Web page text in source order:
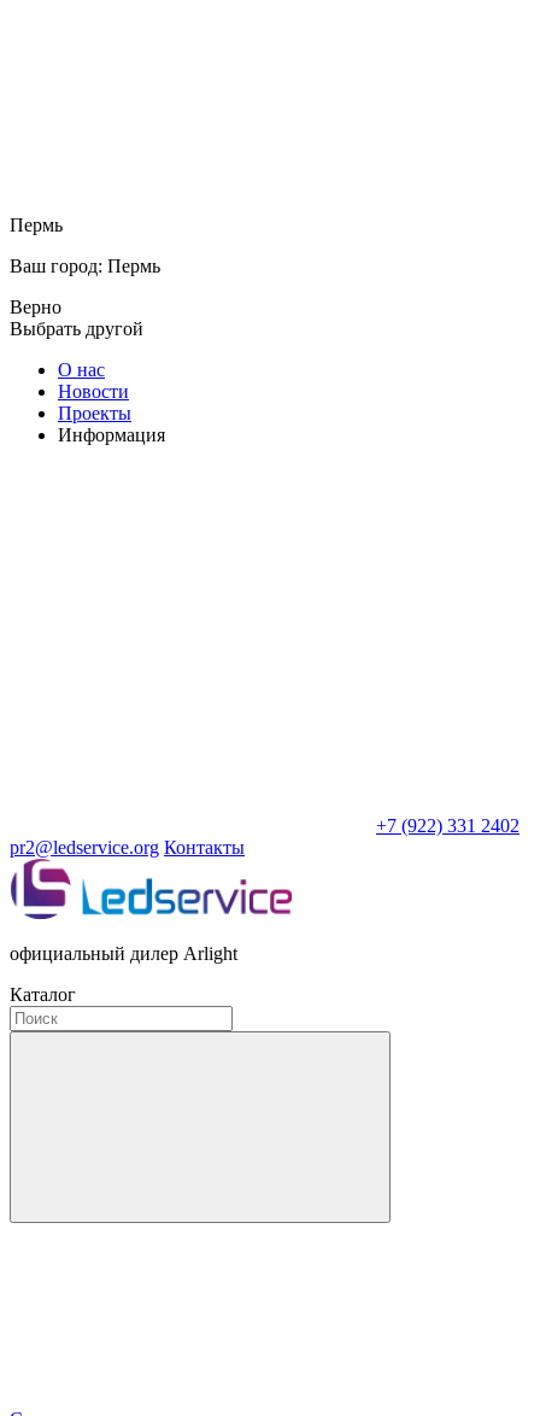
Пермь
Ваш город: Пермь
Верно
Выбрать другой
О нас
Новости
Проекты
Информация
+7 (922) 331 2402
pr2@ledservice.org Контакты
официальный дилер Arlight
Каталог